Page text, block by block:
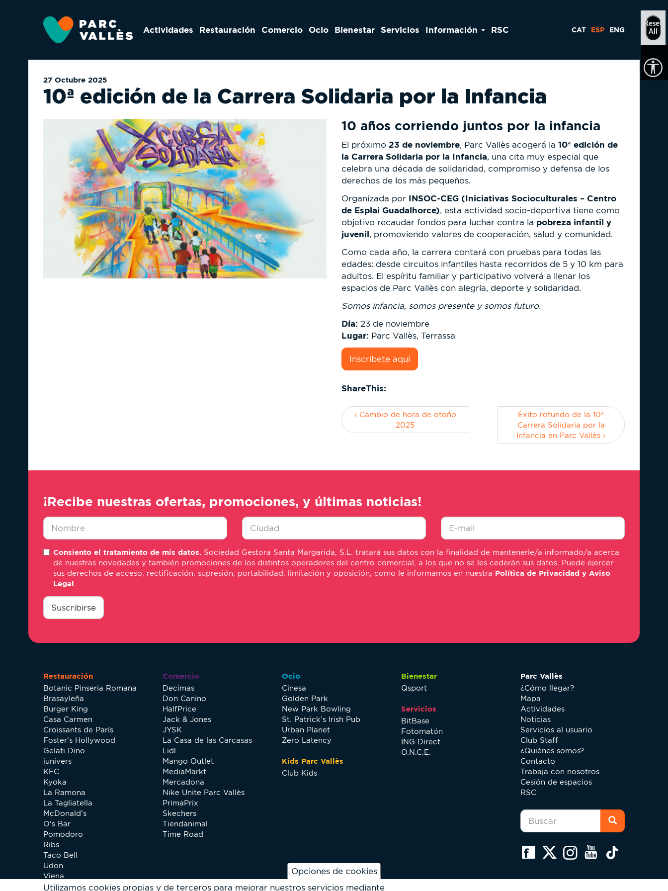
Opciones de cookies
Utilizamos cookies propias y de terceros para mejorar nuestros servicios mediante
Actividades Restauración Comercio Ocio Bienestar Servicios Información RSC CAT ESP ENG
27 Octubre 2025
10ª edición de la Carrera Solidaria por la Infancia
10 años corriendo juntos por la infancia
El próximo 23 de noviembre, Parc Vallès acogerá la 10ª edición de
la Carrera Solidaria por la Infancia, una cita muy especial que
celebra una década de solidaridad, compromiso y defensa de los
derechos de los más pequeños.
Organizada por INSOC-CEG (Iniciativas Socioculturales – Centro
de Esplai Guadalhorce), esta actividad socio-deportiva tiene como
objetivo recaudar fondos para luchar contra la pobreza infantil y
juvenil, promoviendo valores de cooperación, salud y comunidad.
Como cada año, la carrera contará con pruebas para todas las
edades: desde circuitos infantiles hasta recorridos de 5 y 10 km para
adultos. El espíritu familiar y participativo volverá a llenar los
espacios de Parc Vallès con alegría, deporte y solidaridad.
Somos infancia, somos presente y somos futuro.
Día: 23 de noviembre
Lugar: Parc Vallès, Terrassa
Inscríbete aquí
ShareThis:
‹ Cambio de hora de otoño
2025
Éxito rotundo de la 10ª
Carrera Solidaria por la
Infancia en Parc Vallès ›
¡Recibe nuestras ofertas, promociones, y últimas noticias!
*
*
mail
*
Consiento el tratamiento de mis datos. Sociedad Gestora Santa Margarida, S.L. tratará sus datos con la finalidad de mantenerle/a informado/a acerca
de nuestras novedades y también promociones de los distintos operadores del centro comercial, a los que no se les cederán sus datos. Puede ejercer
sus derechos de acceso, rectificación, supresión, portabilidad, limitación y oposición, como le informamos en nuestra Política de Privacidad y Aviso
Legal
consentimiento
Suscribirse
Restauración
Botanic Pinseria Romana
Brasayleña
Burger King
Casa Carmen
Croissants de París
Foster's Hollywood
Gelati Dino
iunivers
KFC
Kyoka
La Ramona
La Tagliatella
McDonald's
O's Bar
Pomodoro
Ribs
Taco Bell
Udon
Viena
Xip Pollo
Comercio
Decimas
Don Canino
HalfPrice
Jack & Jones
JYSK
La Casa de las Carcasas
Lidl
Mango Outlet
MediaMarkt
Mercadona
Nike Unite Parc Vallès
PrimaPrix
Skechers
Tiendanimal
Time Road
Ocio
Cinesa
Golden Park
New Park Bowling
St. Patrick’s Irish Pub
Urban Planet
Zero Latency
Kids Parc Vallès
Club Kids
Bienestar
Qsport
Servicios
BitBase
Fotomatón
ING Direct
O.N.C.E.
Parc Vallès
¿Cómo llegar?
Mapa
Actividades
Noticias
Servicios al usuario
Club Staff
¿Quiénes somos?
Contacto
Trabaja con nosotros
Cesión de espacios
RSC
Formulario
búsqueda
Reset
All